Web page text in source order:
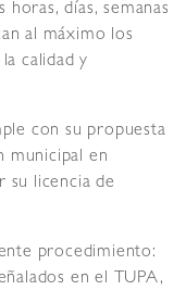
días, semanas
al máximo los
calidad y
con su propuesta
municipal en
su licencia de
procedimiento:
en el TUPA,